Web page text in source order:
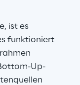
ist es
funktioniert
Up-